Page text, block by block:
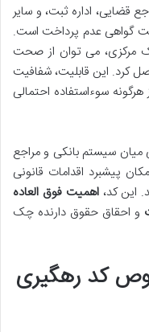
مراجع قضایی، اداره ثبت، و سایر
گواهی عدم پرداخت است.
مرکزی، می توان از صحت
کرد. این قابلیت، شفافیت
سوءاستفاده احتمالی
پل ارتباطی میان سیستم بانکی و مراجع
پیشبرد اقدامات قانونی
این کد،اهمیت فوق العاده
و احقاق حقوق دارنده چک
کد رهگیری